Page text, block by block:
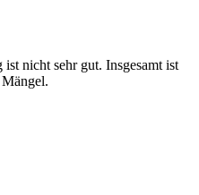
nicht sehr gut. Insgesamt ist